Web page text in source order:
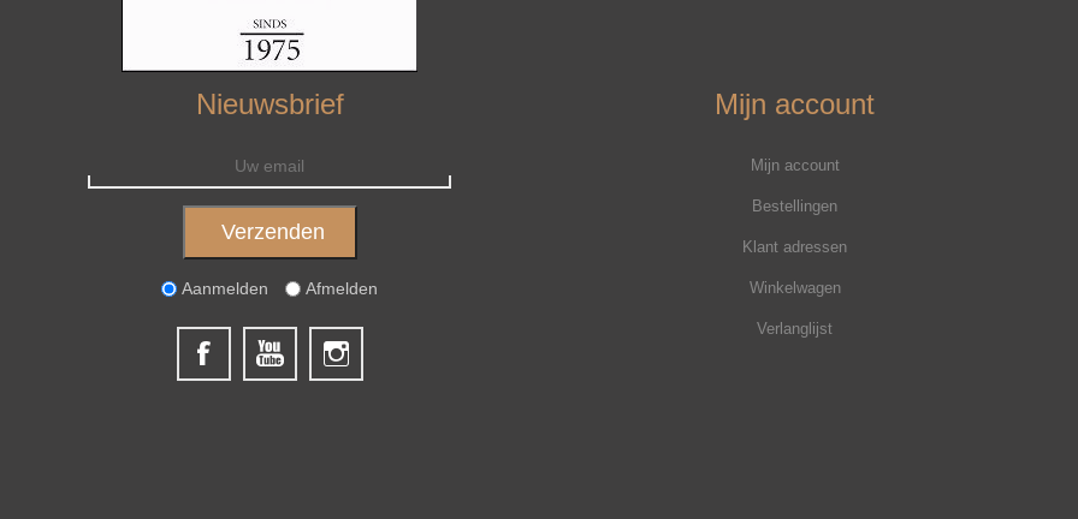
Nieuwsbrief
Aanmelden Afmelden
Mijn account
Mijn account
Bestellingen
Klant adressen
Winkelwagen
Verlanglijst